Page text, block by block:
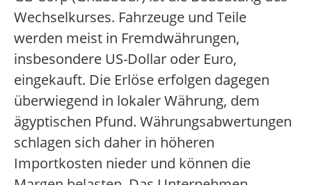
Wechselkurses. Fahrzeuge und Teile
werden meist in Fremdwährungen,
insbesondere US-Dollar oder Euro,
eingekauft. Die Erlöse erfolgen dagegen
überwiegend in lokaler Währung, dem
ägyptischen Pfund. Währungsabwertungen
schlagen sich daher in höheren
Importkosten nieder und können die